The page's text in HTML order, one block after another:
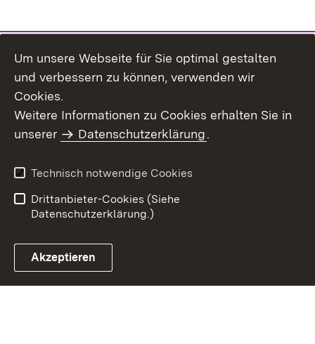
Um unsere Webseite für Sie optimal gestalten
und verbessern zu können, verwenden wir
Cookies.
Weitere Informationen zu Cookies erhalten Sie in
unserer
Datenschutzerklärung.
Technisch notwendige Cookies
Drittanbieter-Cookies (Siehe
Datenschutzerklärung.)
Akzeptieren